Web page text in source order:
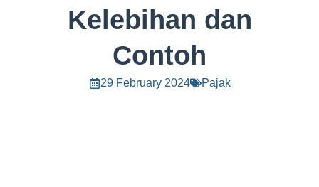
Kelebihan dan
Contoh
29 February 2024 Pajak